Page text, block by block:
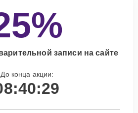
записи на сайте
До конца акции: